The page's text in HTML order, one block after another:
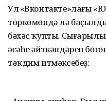
Ул «Вконтакте»лағы
төркөмөндә лә
бәхәс ҡупты.
әсәһе әйткәндәрен
тәҡдим итмәксебеҙ: